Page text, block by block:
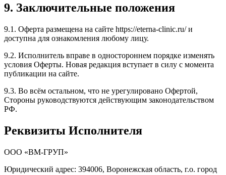
9. Заключительные положения
9.1. Оферта размещена на сайте https://eterna-clinic.ru/ и
доступна для ознакомления любому лицу.
9.2. Исполнитель вправе в одностороннем порядке изменять
условия Оферты. Новая редакция вступает в силу с момента
публикации на сайте.
9.3. Во всём остальном, что не урегулировано Офертой,
Стороны руководствуются действующим законодательством
РФ.
Реквизиты Исполнителя
ООО «ВМ-ГРУП»
Юридический адрес: 394006, Воронежская область, г.о. город